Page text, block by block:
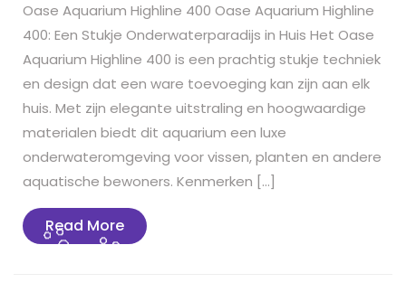
Oase Aquarium Highline 400 Oase Aquarium Highline
400: Een Stukje Onderwaterparadijs in Huis Het Oase
Aquarium Highline 400 is een prachtig stukje techniek
en design dat een ware toevoeging kan zijn aan elk
huis. Met zijn elegante uitstraling en hoogwaardige
materialen biedt dit aquarium een luxe
onderwateromgeving voor vissen, planten en andere
aquatische bewoners. Kenmerken […]
Read MoreRead
More